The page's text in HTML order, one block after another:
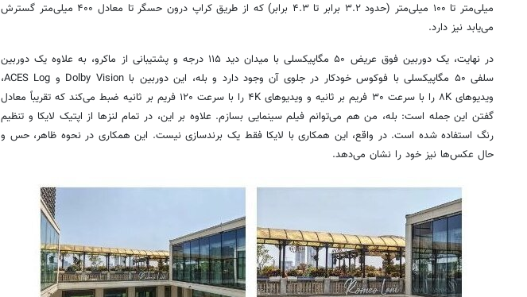
میلی‌متر تا ۱۰۰ میلی‌متر (حدود ۳.۲ برابر تا ۴.۳ برابر) که از طریق کراپ درون حسگر تا معادل ۴۰۰ میلی‌متر گسترش
می‌یابد نیز دارد.
در نهایت، یک دوربین فوق عریض ۵۰ مگاپیکسلی با میدان دید ۱۱۵ درجه و پشتیبانی از ماکرو، به علاوه یک دوربین
سلفی ۵۰ مگاپیکسلی با فوکوس خودکار در جلوی آن وجود دارد و بله، این دوربین با Dolby Vision و ACES Log،
ویدیوهای ۸K را با سرعت ۳۰ فریم بر ثانیه و ویدیوهای ۴K را با سرعت ۱۲۰ فریم بر ثانیه ضبط می‌کند که تقریباً معادل
گفتن این جمله است: بله، من هم می‌توانم فیلم سینمایی بسازم. علاوه بر این، در تمام لنزها از اپتیک لایکا و تنظیم
رنگ استفاده شده است. در واقع، این همکاری با لایکا فقط یک برندسازی نیست. این همکاری در نحوه ظاهر، حس و
حال عکس‌ها نیز خود را نشان می‌دهد.